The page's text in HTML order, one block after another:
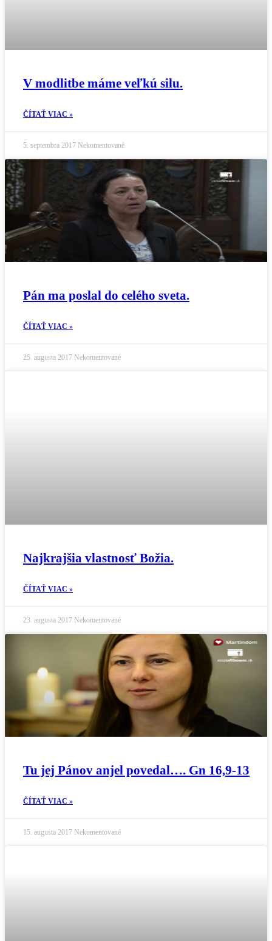
V modlitbe máme veľkú silu.
ČÍTAŤ VIAC »
5. septembra 2017 Nekomentované
Pán ma poslal do celého sveta.
ČÍTAŤ VIAC »
25. augusta 2017 Nekomentované
Najkrajšia vlastnosť Božia.
ČÍTAŤ VIAC »
23. augusta 2017 Nekomentované
Tu jej Pánov anjel povedal…. Gn 16,9-13
ČÍTAŤ VIAC »
15. augusta 2017 Nekomentované